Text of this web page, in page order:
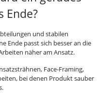
Ende?
und stabilen
Ende passt sich besser an die
näher am Ansatz.
Face-Framing,
bei denen Produkt sauber